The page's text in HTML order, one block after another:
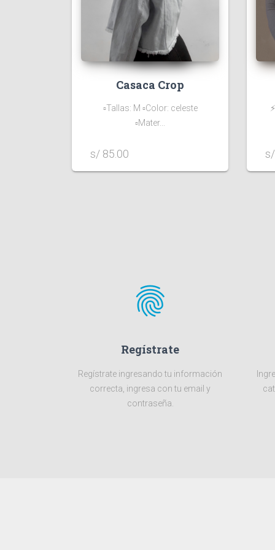
Casaca Crop
▫️Tallas: M ▫️Color: celeste
▫️Mater...
s/ 85.00
fingerprint
Regístrate
Regístrate ingresando tu información
correcta, ingresa con tu email y
contraseña.